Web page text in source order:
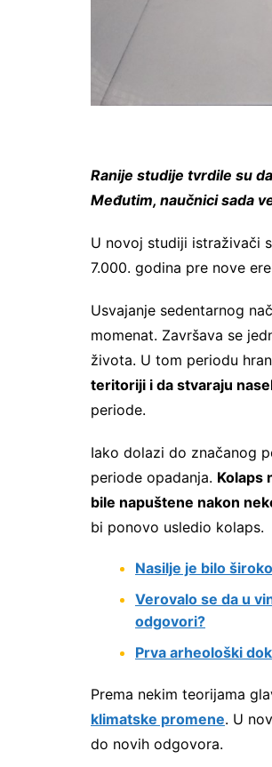
Ranije studije tvrdile su
Međutim, naučnici sada
U novoj studiji istraživači
7.000. godina pre nove
Usvajanje sedentarnog
momenat. Završava se
života. U tom periodu
teritoriji i da stvaraju
periode.
Iako dolazi do značanog
periode opadanja. Kolaps
bile napuštene nakon
bi ponovo usledio kolaps.
Nasilje je bilo
Verovalo se da u
odgovori?
Prva arheološki
Prema nekim teorijama
klimatske promene. U
do novih odgovora.